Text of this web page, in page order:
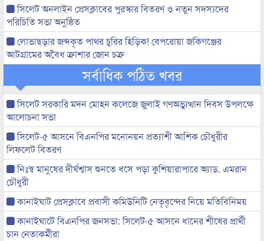
সিলেট অনলাইন প্রেসক্লাবের পুরস্কার বিতরণ ও নতুন সদস্যদের
পরিচিতি সভা অনুষ্ঠিত
লোভাছড়ার জব্দকৃত পাথর চুরির হিড়িক! বেপরোয়া জকিগঞ্জের
আটগ্রামের অবৈধ ক্রাশার জোন চক্র
সর্বাধিক পঠিত খবর
সিলেট সরকারি মদন মোহন কলেজে জুলাই গণঅভ্যুত্থান দিবস উপলক্ষে
আলোচনা সভা
সিলেট-৫ আসনে বিএনপির মনোনয়ন প্রত্যাশী আশিক চৌধুরীর
লিফলেট বিতরণ
নিঃস্ব মানুষের দীর্ঘশ্বাস শুনতে ধসে পড়া কুশিয়ারাপারে অ্যাড. এমরান
চৌধুরী
কানাইঘাট প্রেসক্লাবে প্রবাসী কমিউনিটি নেতৃবৃন্দের নিয়ে মতিবিনিময়
কানাইঘাটে বিএনপির জনসভা: সিলেট-৫ আসনে ধানের শীষের প্রার্থী
চান নেতাকর্মীরা